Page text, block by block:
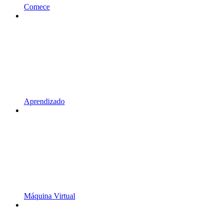
Comece
Aprendizado
Máquina Virtual